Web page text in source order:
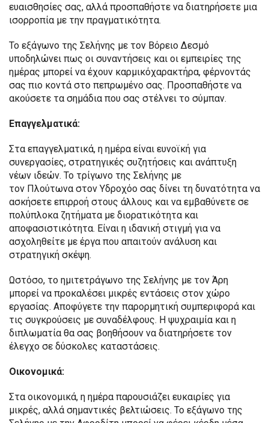
ευαισθησίες σας, αλλά προσπαθήστε να διατηρήσετε μια
ισορροπία με την πραγματικότητα.
Το εξάγωνο της Σελήνης με τον Βόρειο Δεσμό
υποδηλώνει πως οι συναντήσεις και οι εμπειρίες της
ημέρας μπορεί να έχουν καρμικόχαρακτήρα, φέρνοντάς
σας πιο κοντά στο πεπρωμένο σας. Προσπαθήστε να
ακούσετε τα σημάδια που σας στέλνει το σύμπαν.
Επαγγελματικά:
Στα επαγγελματικά, η ημέρα είναι ευνοϊκή για
συνεργασίες, στρατηγικές συζητήσεις και ανάπτυξη
νέων ιδεών. Το τρίγωνο της Σελήνης με
τον Πλούτωνα στον Υδροχόο σας δίνει τη δυνατότητα να
ασκήσετε επιρροή στους άλλους και να εμβαθύνετε σε
πολύπλοκα ζητήματα με διορατικότητα και
αποφασιστικότητα. Είναι η ιδανική στιγμή για να
ασχοληθείτε με έργα που απαιτούν ανάλυση και
στρατηγική σκέψη.
Ωστόσο, το ημιτετράγωνο της Σελήνης με τον Άρη
μπορεί να προκαλέσει μικρές εντάσεις στον χώρο
εργασίας. Αποφύγετε την παρορμητική συμπεριφορά και
τις συγκρούσεις με συναδέλφους. Η ψυχραιμία και η
διπλωματία θα σας βοηθήσουν να διατηρήσετε τον
έλεγχο σε δύσκολες καταστάσεις.
Οικονομικά:
Στα οικονομικά, η ημέρα παρουσιάζει ευκαιρίες για
μικρές, αλλά σημαντικές βελτιώσεις. Το εξάγωνο της